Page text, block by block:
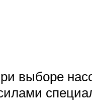
выборе